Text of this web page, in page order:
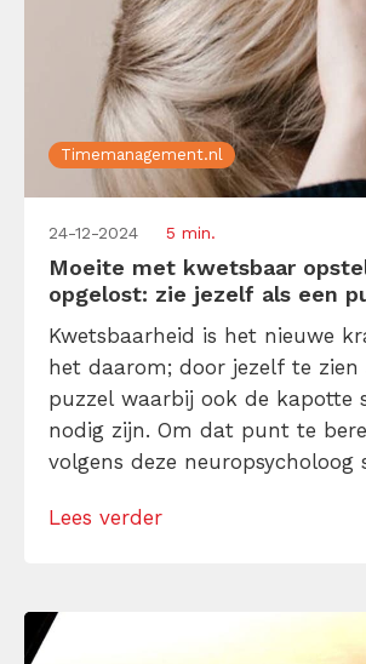
Timemanagement.nl
24-12-2024 5 min.
Moeite met kwetsbaar
opgelost: zie jezelf als een
Kwetsbaarheid is het nieuwe
het daarom; door jezelf te zien
puzzel waarbij ook de kapotte
nodig zijn. Om dat punt te
volgens deze neuropsycholoog
(2) lak hebben aan de rest.
Lees verder